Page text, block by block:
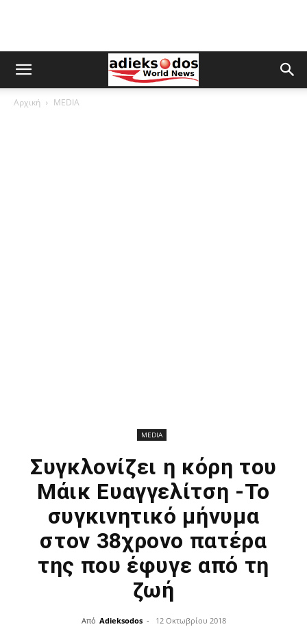
Αρχική MEDIA
MEDIA
Συγκλονίζει η κόρη του
Μάικ Ευαγγελίτση -Το
συγκινητικό μήνυμα
στον 38χρονο πατέρα
της που έφυγε από τη
ζωή
Από Adieksodos - 12 Οκτωβρίου 2018